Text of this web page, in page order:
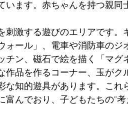
います。赤ちゃんを持つ親同
刺激する遊びのエリアです。
ォール」、電車や消防車のジ
チン、磁石で絵を描く「マグ
作品を作るコーナー、玉がク
な知的遊具があります。これ
んでおり、子どもたちの“考